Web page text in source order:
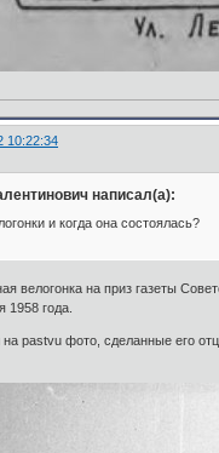
10:22:34
написал(а):
и когда она состоялась?
велогонка на приз газеты
1958 года.
pastvu фото, сделанные его